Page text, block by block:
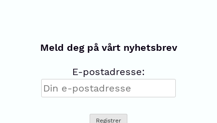
Meld deg på vårt nyhetsbrev
E-postadresse: